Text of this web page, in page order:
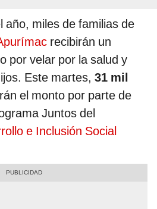
año, miles de familias de
recibirán un
por velar por la salud y
Este martes, 31 mil
el monto por parte de
Juntos del
e Inclusión Social